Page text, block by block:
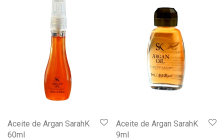
Aceite de Argan SarahK
60ml
Aceite de Argan SarahK
9ml